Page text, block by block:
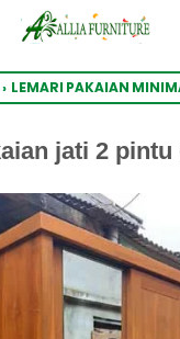
› LEMARI PAKAIAN
jati 2 pintu